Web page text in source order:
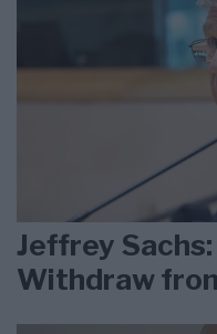
Jeffrey
Withdraw